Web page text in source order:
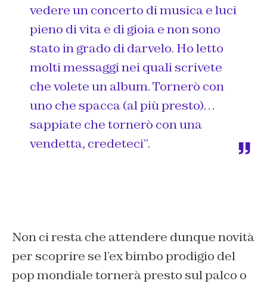
vedere un concerto di musica e luci
pieno di vita e di gioia e non sono
stato in grado di darvelo. Ho letto
molti messaggi nei quali scrivete
che volete un album. Tornerò con
uno che spacca (al più presto)…
sappiate che tornerò con una
vendetta, credeteci”.
Non ci resta che attendere dunque novità
per scoprire se l’ex bimbo prodigio del
pop mondiale tornerà presto sul palco o